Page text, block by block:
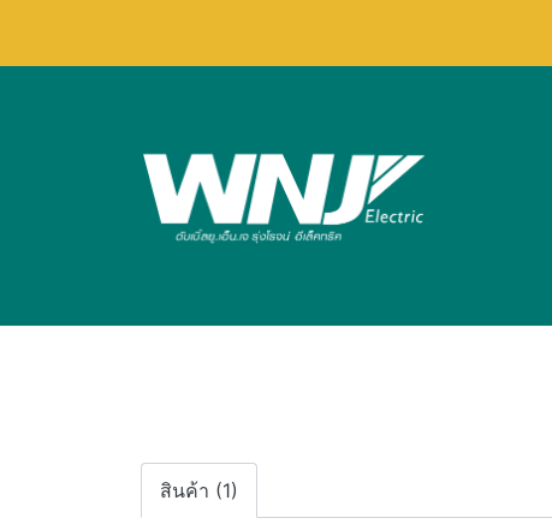
สินค้า (1)